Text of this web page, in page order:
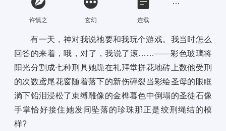
许慎之 玄幻 连载
有一天，神对我说祂要和我玩个游戏。我当时怎么
回答的来着，哦，对了，我说了滚……——彩色玻璃将
阳光分割成七种刑具她跪在礼拜堂拼花地砖上数他受刑
的次数鸢尾花窗随着落下的新伤碎裂当彩绘圣母的眼眶
淌下铅泪浸松了束缚雕像的金榫暮色中倒塌的圣徒石像
手掌恰好接住她发间坠落的珍珠那正是绞刑绳结的模
样?